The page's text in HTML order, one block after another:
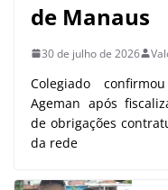
de Manaus
30 de julho de 2026
Colegiado
Ageman após
de obrigações
da rede